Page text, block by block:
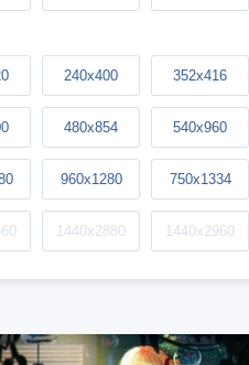
240x400 352x416
480x854 540x960
960x1280 750x1334
1440x2880 1440x2960